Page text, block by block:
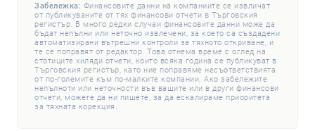
Забележка: Финансовите данни на компаниите се извличат
от публикуваните от тях финансови отчети в Търговския
регистър. В много редки случаи финансовите данни може да
бъдат непълни или неточно извлечени, за което са създадени
автоматизирани вътрешни контроли за тяхното откриване, и
те се поправят от редактор. Това отнема време с оглед на
стотиците хиляди отчети, които всяка година се публикуват в
Търговския регистър, като ние поправяме несъответствията
от по-големите към по-малките компании. Ако забележите
непълноти или неточности във вашите или в други финансови
отчети, можете да ни пишете, за да ескалираме приоритета
за тяхната корекция.